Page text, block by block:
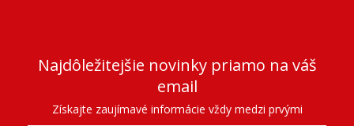
Najdôležitejšie novinky priamo na váš
email
Získajte zaujímavé informácie vždy medzi prvými